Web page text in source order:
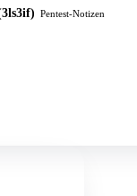
Pentest-Notizen